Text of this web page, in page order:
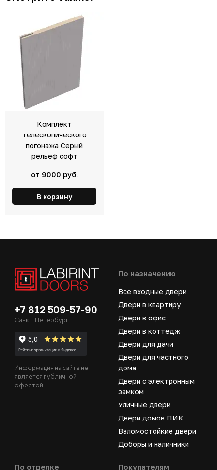
Комплект
телескопического
погонажа Серый
рельеф софт
от 9000 руб.
В корзину
+7 812 509-57-90
Санкт-Петербург
Информация на сайте не
является публичной
офертой
По назначению
Все входные двери
Двери в квартиру
Двери в офис
Двери в коттедж
Двери для дачи
Двери для частного
дома
Двери с электронным
замком
Уличные двери
Двери домов ПИК
Взломостойкие двери
Доборы и наличники
По отделке Покупателям